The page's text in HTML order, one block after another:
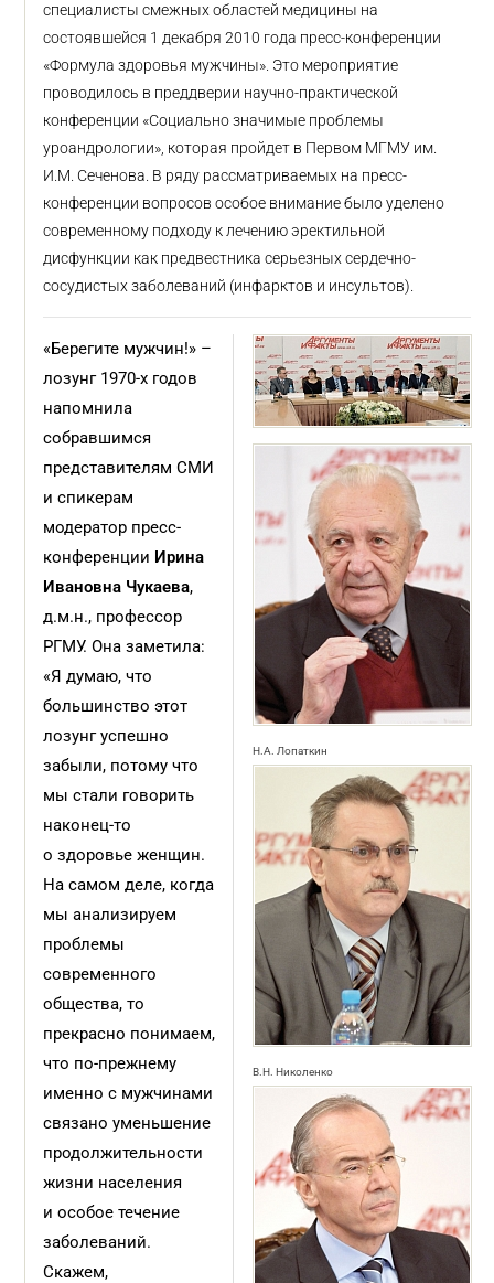
специалисты смежных областей медицины на
состоявшейся 1 декабря 2010 года пресс-конференции
«Формула здоровья мужчины». Это мероприятие
проводилось в преддверии научно-практической
конференции «Социально значимые проблемы
уроандрологии», которая пройдет в Первом МГМУ им.
И.М. Сеченова. В ряду рассматриваемых на пресс-
конференции вопросов особое внимание было уделено
современному подходу к лечению эректильной
дисфункции как предвестника серьезных сердечно-
сосудистых заболеваний (инфарктов и инсультов).
Н.А. Лопаткин
В.Н. Николенко
«Берегите мужчин!» –
лозунг 1970-х годов
напомнила
собравшимся
представителям СМИ
и спикерам
модератор пресс-
конференции Ирина
Ивановна Чукаева,
д.м.н., профессор
РГМУ. Она заметила:
«Я думаю, что
большинство этот
лозунг успешно
забыли, потому что
мы стали говорить
наконец-то
о здоровье женщин.
На самом деле, когда
мы анализируем
проблемы
современного
общества, то
прекрасно понимаем,
что по-прежнему
именно с мужчинами
связано уменьшение
продолжительности
жизни населения
и особое течение
заболеваний.
Скажем,